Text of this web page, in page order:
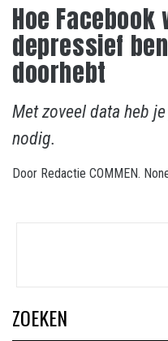
Hoe
depressief
doorhebt
Met zoveel data heb
nodig.
Door Redactie COMMEN.
ZOEKEN